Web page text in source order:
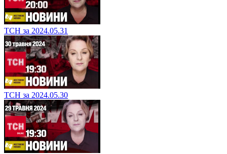
ТСН за 2024.05.31
ТСН за 2024.05.30